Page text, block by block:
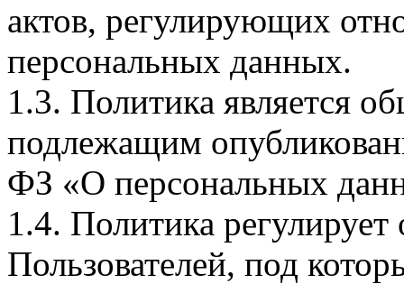
актов, регулирующих
персональных данных.
1.3. Политика является
подлежащим
ФЗ «О персональных
1.4. Политика
Пользователей, под